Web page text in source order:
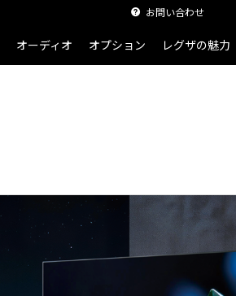
お問い合わせ
オーディオ オプション レグザの魅力